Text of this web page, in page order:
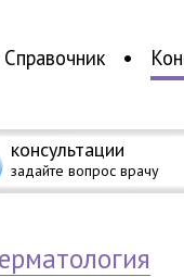
Справочник
консультации
задайте вопрос врачу
дерматология